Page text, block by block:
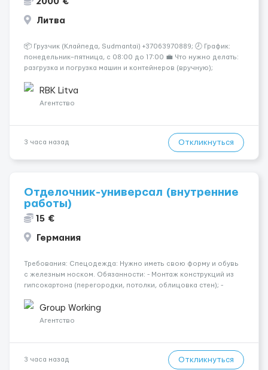
Литва
📦 Грузчик (Клайпеда, Sudmantai) +37063970889; 🕗 График:
понедельник–пятница, с 08:00 до 17:00 💼 Что нужно делать:
разгрузка и погрузка машин и контейнеров (вручную);
выполнение других поручений заведующего складом. ✅
Требования: ...
RBK Litva
Агентство
3 часа назад Откликнуться
Отделочник-универсал (внутренние
работы)
15 €
Германия
Требования: Спецодежда: Нужно иметь свою форму и обувь
с железным носком. Обязанности: - Монтаж конструкций из
гипсокартона (перегородки, потолки, облицовка стен); -
малярных работ (шпатлевка, грунтовка, покраска); -
Штукатурные работы ...
Group Working
Агентство
3 часа назад Откликнуться